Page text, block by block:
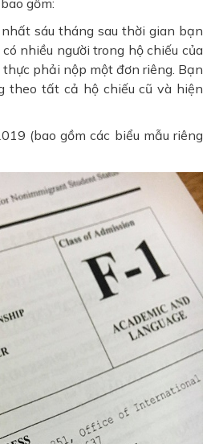
sáu tháng sau thời gian bạn
nhiều người trong hộ chiếu của
phải nộp một đơn riêng. Bạn
theo tất cả hộ chiếu cũ và hiện
(bao gồm các biểu mẫu riêng